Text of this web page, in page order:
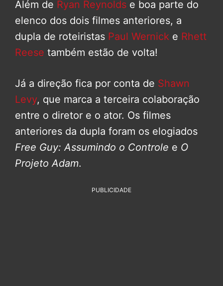
Além de Ryan Reynolds e boa parte do
elenco dos dois filmes anteriores, a
dupla de roteiristas Paul Wernick e Rhett
Reese também estão de volta!
Já a direção fica por conta de Shawn
Levy, que marca a terceira colaboração
entre o diretor e o ator. Os filmes
anteriores da dupla foram os elogiados
Free Guy: Assumindo o Controle e O
Projeto Adam.
PUBLICIDADE